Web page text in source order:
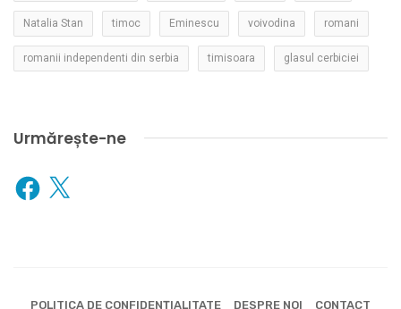
Natalia Stan timoc Eminescu voivodina romani
romanii independenti din serbia timisoara glasul cerbiciei
Urmărește-ne
Facebook
X
POLITICA DE CONFIDENȚIALITATE DESPRE NOI CONTACT